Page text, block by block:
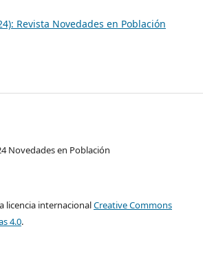
Revista Novedades en Población
Novedades en Población
licencia internacionalCreative Commons
4.0.